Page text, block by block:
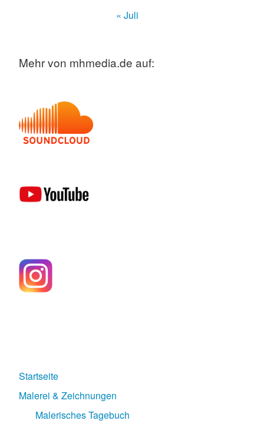
« Juli
Mehr von mhmedia.de auf:
Startseite
Malerei & Zeichnungen
Malerisches Tagebuch